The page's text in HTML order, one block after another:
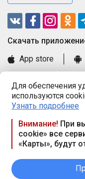
Для обеспечения
используются
Узнать подробнее
Внимание! При
cookie» все
«Карты», будут
Cкачать
App store
Книга замечаний и
Правила и документы
Praca.by ©
Республика Беларусь,
117а, пом. № 9.
вых. дн. — сб., вс.
Режим работы сайта